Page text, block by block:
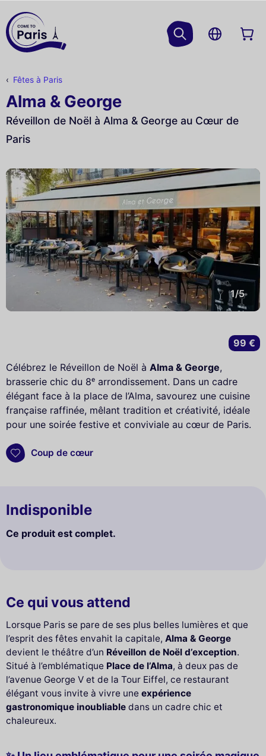
Fêtes à Paris
Alma & George
Réveillon de Noël à Alma & George au Cœur de
Paris
1/5
Célébrez le Réveillon de Noël à Alma & George,
brasserie chic du 8ᵉ arrondissement. Dans un cadre
élégant face à la place de l’Alma, savourez une cuisine
française raffinée, mêlant tradition et créativité, idéale
pour une soirée festive et conviviale au cœur de Paris.
Coup de cœur
99 €
Indisponible
Ce produit est complet.
Ce qui vous attend
Lorsque Paris se pare de ses plus belles lumières et que
l’esprit des fêtes envahit la capitale, Alma & George
devient le théâtre d’un Réveillon de Noël d’exception.
Situé à l’emblématique Place de l’Alma, à deux pas de
l’avenue George V et de la Tour Eiffel, ce restaurant
élégant vous invite à vivre une expérience
gastronomique inoubliable dans un cadre chic et
chaleureux.